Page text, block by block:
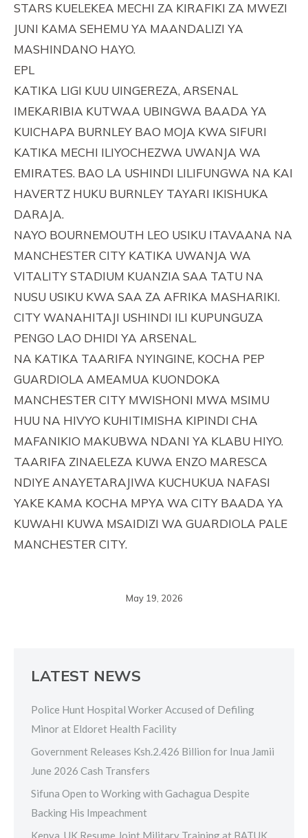
STARS KUELEKEA MECHI ZA KIRAFIKI ZA MWEZI
JUNI KAMA SEHEMU YA MAANDALIZI YA
MASHINDANO HAYO.
EPL
KATIKA LIGI KUU UINGEREZA, ARSENAL
IMEKARIBIA KUTWAA UBINGWA BAADA YA
KUICHAPA BURNLEY BAO MOJA KWA SIFURI
KATIKA MECHI ILIYOCHEZWA UWANJA WA
EMIRATES. BAO LA USHINDI LILIFUNGWA NA KAI
HAVERTZ HUKU BURNLEY TAYARI IKISHUKA
DARAJA.
NAYO BOURNEMOUTH LEO USIKU ITAVAANA NA
MANCHESTER CITY KATIKA UWANJA WA
VITALITY STADIUM KUANZIA SAA TATU NA
NUSU USIKU KWA SAA ZA AFRIKA MASHARIKI.
CITY WANAHITAJI USHINDI ILI KUPUNGUZA
PENGO LAO DHIDI YA ARSENAL.
NA KATIKA TAARIFA NYINGINE, KOCHA PEP
GUARDIOLA AMEAMUA KUONDOKA
MANCHESTER CITY MWISHONI MWA MSIMU
HUU NA HIVYO KUHITIMISHA KIPINDI CHA
MAFANIKIO MAKUBWA NDANI YA KLABU HIYO.
TAARIFA ZINAELEZA KUWA ENZO MARESCA
NDIYE ANAYETARAJIWA KUCHUKUA NAFASI
YAKE KAMA KOCHA MPYA WA CITY BAADA YA
KUWAHI KUWA MSAIDIZI WA GUARDIOLA PALE
MANCHESTER CITY.
May 19, 2026
LATEST NEWS
Police Hunt Hospital Worker Accused of Defiling
Minor at Eldoret Health Facility
Government Releases Ksh.2.426 Billion for Inua Jamii
June 2026 Cash Transfers
Sifuna Open to Working with Gachagua Despite
Backing His Impeachment
Kenya, UK Resume Joint Military Training at BATUK